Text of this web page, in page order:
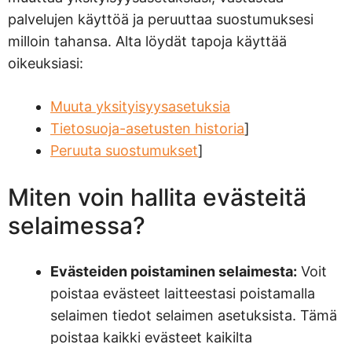
palvelujen käyttöä ja peruuttaa suostumuksesi
milloin tahansa. Alta löydät tapoja käyttää
oikeuksiasi:
Muuta yksityisyysasetuksia
Tietosuoja-asetusten historia]
Peruuta suostumukset]
Miten voin hallita evästeitä
selaimessa?
Evästeiden poistaminen selaimesta: Voit
poistaa evästeet laitteestasi poistamalla
selaimen tiedot selaimen asetuksista. Tämä
poistaa kaikki evästeet kaikilta